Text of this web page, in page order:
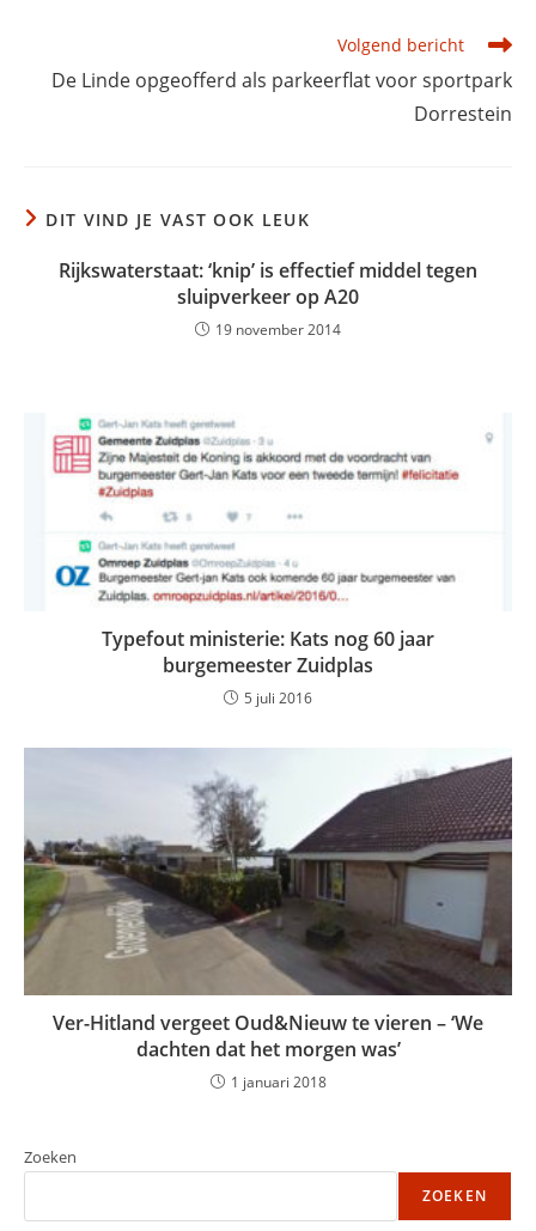
artikelen
Volgend bericht
De Linde opgeofferd als parkeerflat voor sportpark
Dorrestein
DIT VIND JE VAST OOK LEUK
Rijkswaterstaat: ‘knip’ is effectief middel tegen
sluipverkeer op A20
19 november 2014
Typefout ministerie: Kats nog 60 jaar
burgemeester Zuidplas
5 juli 2016
Ver-Hitland vergeet Oud&Nieuw te vieren – ‘We
dachten dat het morgen was’
1 januari 2018
Zoeken
ZOEKEN